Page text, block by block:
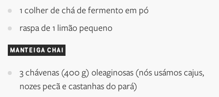
1 colher de chá de fermento em pó
raspa de 1 limão pequeno
MANTEIGA CHAI
3 chávenas (400 g) oleaginosas (nós usámos cajus,
nozes pecã e castanhas do pará)